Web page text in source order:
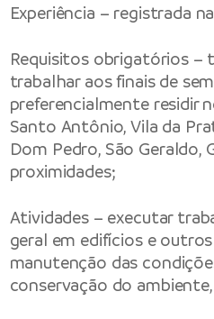
Experiência – registrada
Requisitos obrigatórios –
trabalhar aos finais de
preferencialmente residir
Santo Antônio, Vila da
Dom Pedro, São Geraldo,
proximidades;
Atividades – executar
geral em edifícios e
manutenção das
conservação do